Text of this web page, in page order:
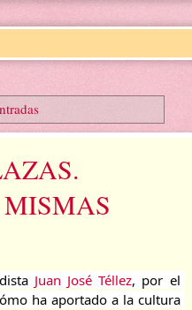
Juan José Téllez, por el
ha aportado a la cultura